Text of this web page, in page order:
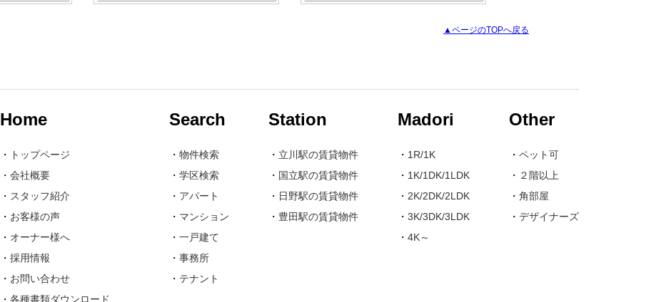
▲ページのTOPへ戻る
Home
・
トップページ
・ 会社概要
・ スタッフ紹介
・ お客様の声
・ オーナー様へ
・ 採用情報
・ お問い合わせ
・ 各種書類ダウンロード
Search
・ 物件検索
・ 学区検索
・ アパート
・ マンション
・ 一戸建て
・ 事務所
・ テナント
Station
・ 立川駅の賃貸物件
・ 国立駅の賃貸物件
・ 日野駅の賃貸物件
・ 豊田駅の賃貸物件
Madori
・ 1R/1K
・ 1K/1DK/1LDK
・ 2K/2DK/2LDK
・ 3K/3DK/3LDK
・ 4K～
Other
・ ペット可
・ ２階以上
・ 角部屋
・ デザイナーズ